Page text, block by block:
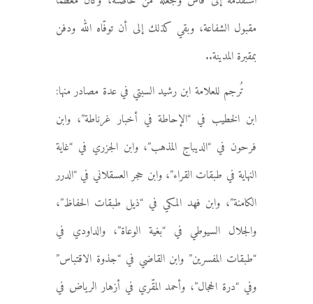
مقبول الشفاعة، وبقي كذلك إلى أن توفّاه الله ودفن
بمقبرة المدينة..
تُرجم للعلامة ابن رشيد السبتي في عدة مصادر منها:
ابن الخطيب في “الإحاطة في أخبار غرناطة”، وابن
فرحون في “الديباج المذهب”، وابن الجزري في “غاية
النهاية في طبقات القراء”، وابن حجر العسقلاني في “الدرر
الكامنة”، وابن فهد المكي في “ذيل طبقات الحفاظ”،
والجلال السيوطي في “بغية الوعاة”، والداودي في
“طبقات المفسرين” وابن القاضي في “جذوة الاقتباس”
وفي “درة الحجال”، وأحمد المقّري في أزهار الرياض في